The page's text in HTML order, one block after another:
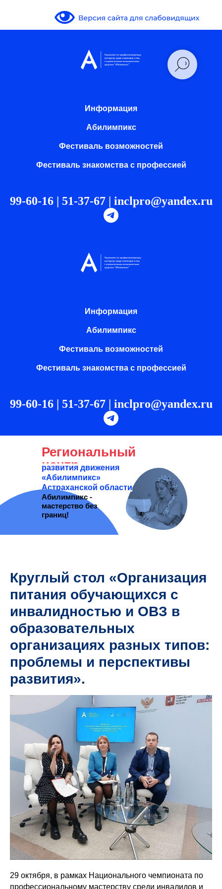
Информация
Абилимпикс
Фестиваль возможностей
Фестиваль знакомства с профессией
99-60-16 | 51-37-67 | inclpro@yandex.ru
Информация
Абилимпикс
Фестиваль возможностей
Фестиваль знакомства с профессией
99-60-16 | 51-37-67 | inclpro@yandex.ru
Региональный
центр
развития движения
«Абилимпикс»
Астраханской области
Абилимпикс -
мастерство без
границ!
Круглый стол «Организация
питания обучающихся с
инвалидностью и ОВЗ в
образовательных
организациях разных типов:
проблемы и перспективы
развития».
29 октября, в рамках Национального чемпионата по
профессиональному мастерству среди инвалидов и